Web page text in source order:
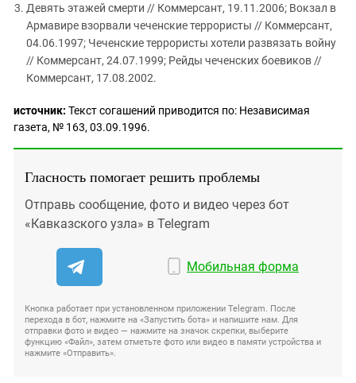
Девять этажей смерти // Коммерсант, 19.11.2006; Вокзал в
Армавире взорвали чеченские террористы // Коммерсант,
04.06.1997; Чеченские террористы хотели развязать войну
// Коммерсант, 24.07.1999; Рейды чеченских боевиков //
Коммерсант, 17.08.2002.
источник: Текст согашений приводится по: Независимая
газета, № 163, 03.09.1996.
Гласность помогает решить проблемы
Отправь сообщение, фото и видео через бот
«Кавказского узла» в Telegram
Мобильная форма
Кнопка работает при установленном приложении Telegram. После
перехода в бот, нажмите на «Запустить бота» и напишите нам. Для
отправки фото и видео — нажмите на значок скрепки, выберите
функцию «Файл», затем отметьте фото или видео в памяти устройства и
нажмите «Отправить».